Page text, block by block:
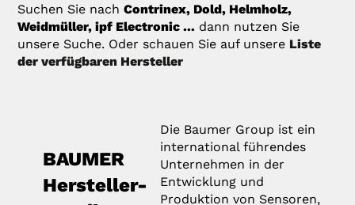
Suchen Sie nachContrinex, Dold, Helmholz,
Weidmüller, ipf Electronic ... dann nutzen Sie
unsere Suche. Oder schauen Sie auf unsere Liste
der verfügbaren Hersteller
BAUMER
Hersteller-
Die Baumer Group ist ein
international führendes
Unternehmen in der
Entwicklung und
Produktion von Sensoren,